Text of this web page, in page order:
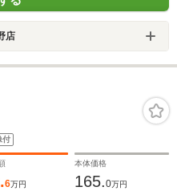
店
付
6万円
本体価格
165.0万円